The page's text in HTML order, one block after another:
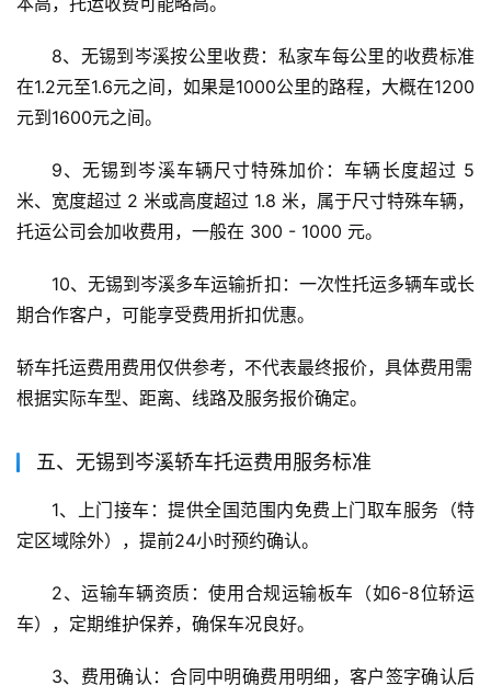
8、无锡到岑溪按公里收费：私家车每公里的收费标准
在1.2元至1.6元之间，如果是1000公里的路程，大概在1200
元到1600元之间。
9、无锡到岑溪车辆尺寸特殊加价：车辆长度超过 5
米、宽度超过 2 米或高度超过 1.8 米，属于尺寸特殊车辆，
托运公司会加收费用，一般在 300 - 1000 元。
10、无锡到岑溪多车运输折扣：一次性托运多辆车或长
期合作客户，可能享受费用折扣优惠。
轿车托运费用费用仅供参考，不代表最终报价，具体费用需
根据实际车型、距离、线路及服务报价确定。
五、无锡到岑溪轿车托运费用服务标准
1、上门接车：提供全国范围内免费上门取车服务（特
定区域除外），提前24小时预约确认。
2、运输车辆资质：使用合规运输板车（如6-8位轿运
车），定期维护保养，确保车况良好。
3、费用确认：合同中明确费用明细，客户签字确认后